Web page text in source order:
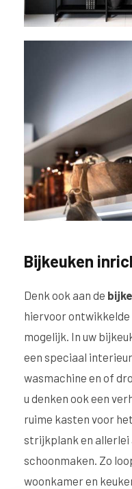
Bijkeuken
Denk ook aan de
hiervoor
mogelijk. In uw
een speciaal
wasmachine en of
u denken ook een
ruime kasten voor
strijkplank en allerlei
schoonmaken. Zo
woonkamer en